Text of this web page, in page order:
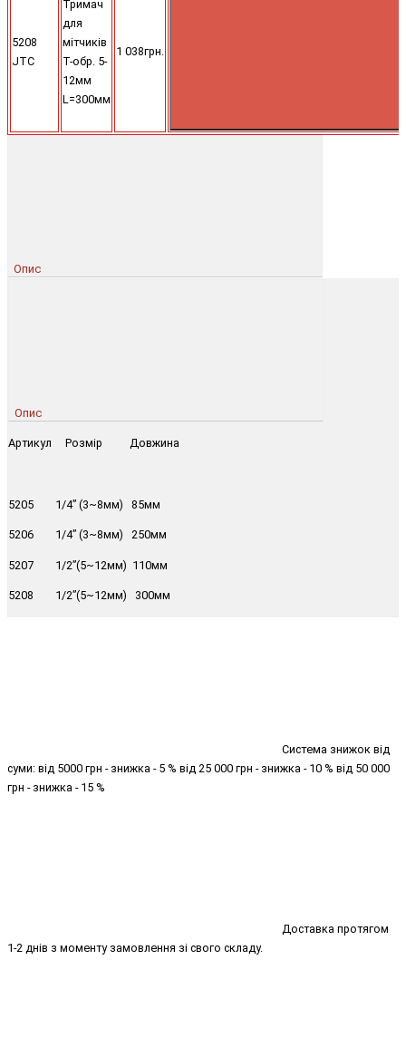
5208
JTC
Тримач
для
мітчиків
Т-обр. 5-
12мм
L=300мм
1 038грн.
Опис
Опис
Артикул Розмір Довжина
5205 1/4” (3~8мм) 85мм
5206 1/4” (3~8мм) 250мм
5207 1/2”(5~12мм) 110мм
5208 1/2”(5~12мм) 300мм
Система знижок від
суми: від 5000 грн - знижка - 5 % від 25 000 грн - знижка - 10 % від 50 000
грн - знижка - 15 %
Доставка протягом
1-2 днів з моменту замовлення зі свого складу.